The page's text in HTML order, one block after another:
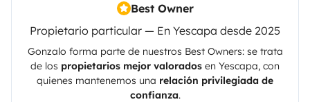
Best Owner
Propietario particular — En Yescapa desde 2025
Gonzalo forma parte de nuestros Best Owners: se trata
de los propietarios mejor valorados en Yescapa, con
quienes mantenemos una relación privilegiada de
confianza.